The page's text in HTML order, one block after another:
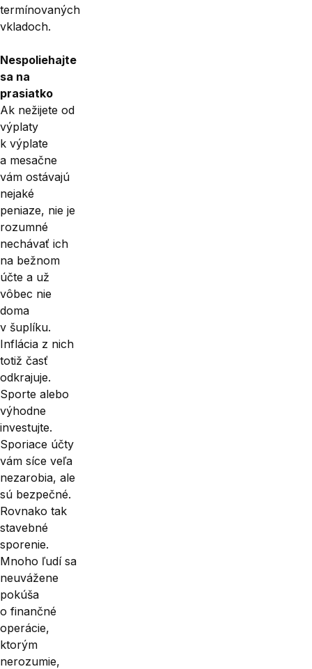
termínovaných
vkladoch.
Nespoliehajte
sa na
prasiatko
Ak nežijete od
výplaty
k výplate
a mesačne
vám ostávajú
nejaké
peniaze, nie je
rozumné
nechávať ich
na bežnom
účte a už
vôbec nie
doma
v šuplíku.
Inflácia z nich
totiž časť
odkrajuje.
Sporte alebo
výhodne
investujte.
Sporiace účty
vám síce veľa
nezarobia, ale
sú bezpečné.
Rovnako tak
stavebné
sporenie.
Mnoho ľudí sa
neuvážene
pokúša
o finančné
operácie,
ktorým
nerozumie,